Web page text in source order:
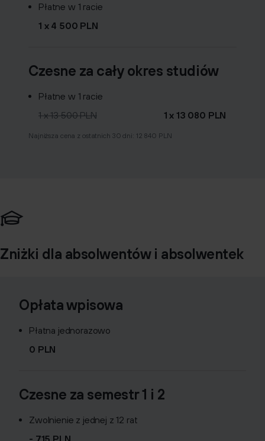
Płatne w 1 racie
1 x 4 500 PLN
Czesne za cały okres studiów
Płatne w 1 racie
1 x 13 500 PLN
1 x 13 080 PLN
Najniższa cena z ostatnich 30 dni: 12 840 PLN
Zniżki dla absolwentów i absolwentek
Opłata wpisowa
Płatna jednorazowo
0 PLN
Czesne za semestr 1 i 2
Zwolnienie z jednej z 12 rat
- 715 PLN